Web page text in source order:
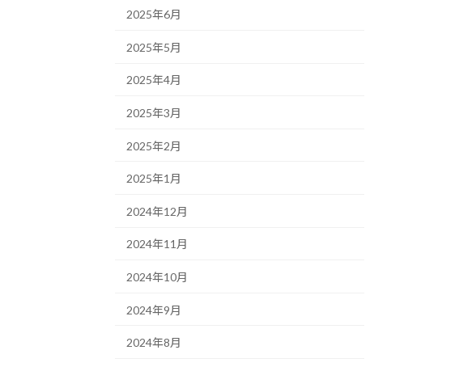
2025年6月
2025年5月
2025年4月
2025年3月
2025年2月
2025年1月
2024年12月
2024年11月
2024年10月
2024年9月
2024年8月